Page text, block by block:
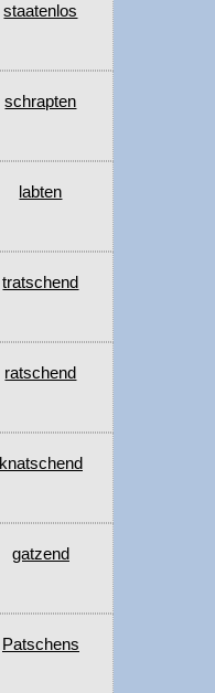
staatenlos
schrapten
labten
tratschend
ratschend
knatschend
gatzend
Patschens